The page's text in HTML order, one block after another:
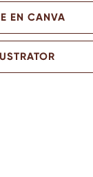
EN CANVA